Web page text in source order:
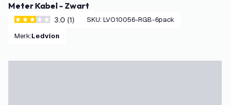
Meter Kabel - Zwart
3 score sterren3.0 (1) SKU: LVO10056-RGB-6pack
Merk: Ledvion